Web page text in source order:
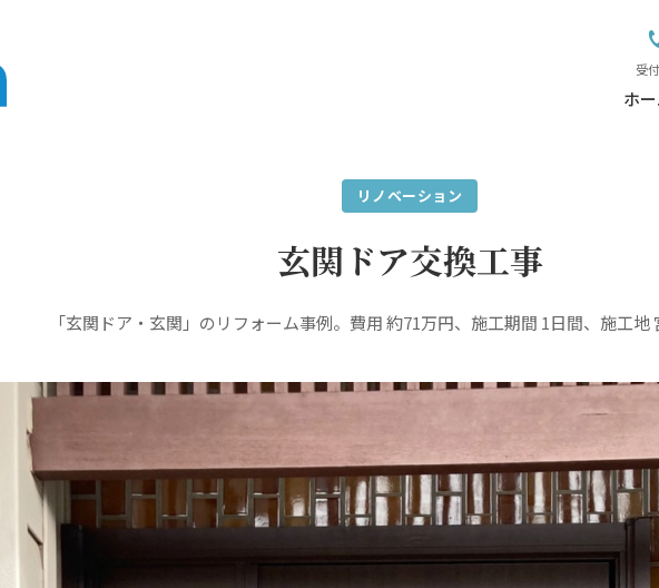
受
ホ
リノベーション
玄関ドア交換工事
「玄関ドア・玄関」のリフォーム事例。費用 約71万円、施工期間 1日間、施工地